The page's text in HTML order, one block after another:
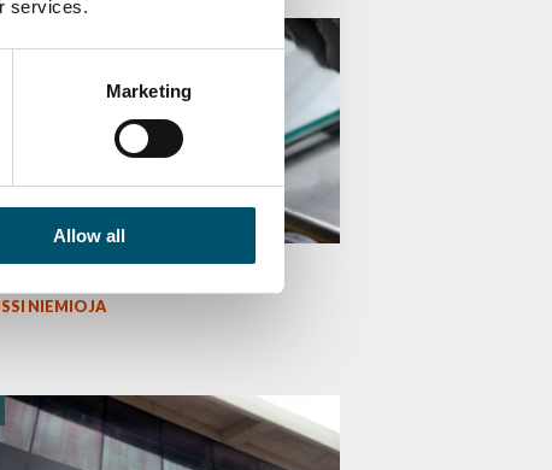
services.
Marketing
Allow all
mistakes in lamination
NIEMIOJA